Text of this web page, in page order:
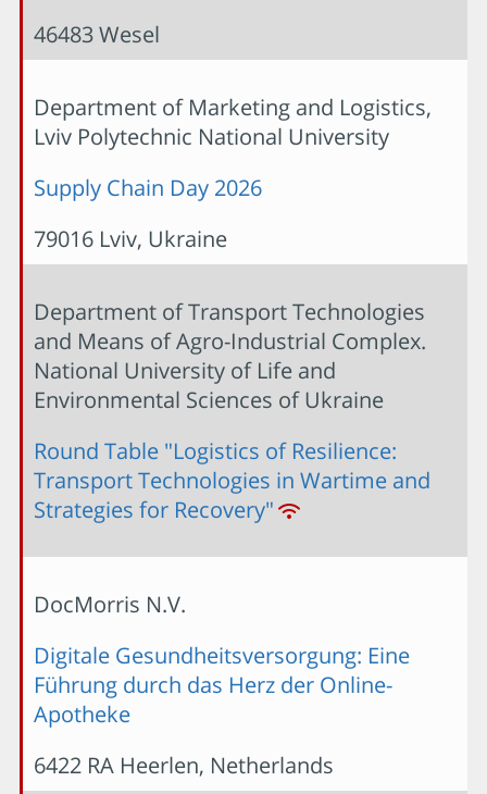
46483 Wesel
Department of Marketing and Logistics,
Lviv Polytechnic National University
Supply Chain Day 2026
79016 Lviv, Ukraine
Department of Transport Technologies
and Means of Agro-Industrial Complex.
National University of Life and
Environmental Sciences of Ukraine
Round Table "Logistics of Resilience:
Transport Technologies in Wartime and
Strategies for Recovery"
DocMorris N.V.
Digitale Gesundheitsversorgung: Eine
Führung durch das Herz der Online-
Apotheke
6422 RA Heerlen, Netherlands